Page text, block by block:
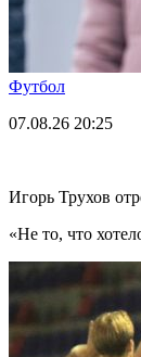
Футбол
07.08.26 20:25
Игорь Трухов
«Не то, что